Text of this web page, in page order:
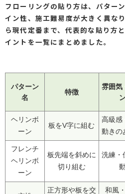
フローリングの貼り方は、パター
イン性、施工難易度が大きく異な
ら現代定番まで、代表的な貼り方
イントを一覧にまとめました。
パターン
名
特徴
雰囲気
ヘリンボ
ーン
板をV字に組む
高級感
動きの
フレンチ
ヘリンボ
ーン
板先端を斜めに
切り組む
洗練・
正方形や板を交
和風